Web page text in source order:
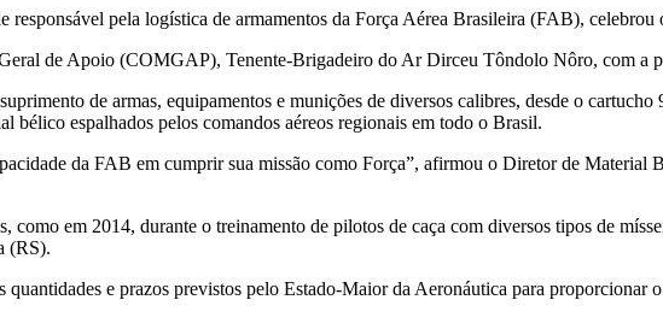
pela logística de armamentos da Força Aérea Brasileira (FAB), celebrou
de Apoio (COMGAP), Tenente-Brigadeiro do Ar Dirceu Tôndolo Nôro, com a
de armas, equipamentos e munições de diversos calibres, desde o cartucho
bélico espalhados pelos comandos aéreos regionais em todo o Brasil.
da FAB em cumprir sua missão como Força”, afirmou o Diretor de
em 2014, durante o treinamento de pilotos de caça com diversos tipos de
(RS).
e prazos previstos pelo Estado-Maior da Aeronáutica para proporcionar